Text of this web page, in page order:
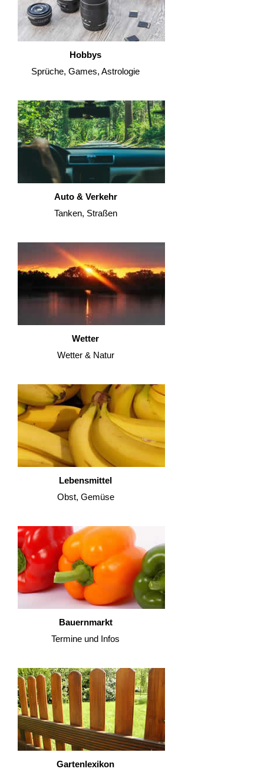
Hobbys
Sprüche, Games, Astrologie
Auto & Verkehr
Tanken, Straßen
Wetter
Wetter & Natur
Lebensmittel
Obst, Gemüse
Bauernmarkt
Termine und Infos
Gartenlexikon